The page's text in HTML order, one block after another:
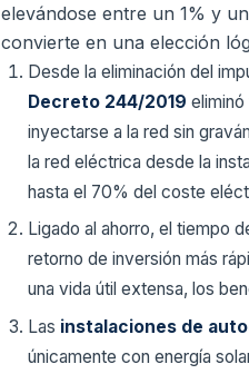
elevándose entre un 1% y
convierte en una elección
Desde la eliminación del
Decreto 244/2019
inyectarse a la red sin
la red eléctrica desde la
hasta el 70% del coste
Ligado al ahorro, el tiempo
retorno de inversión más
una vida útil extensa, los
Las instalaciones de
únicamente con energía